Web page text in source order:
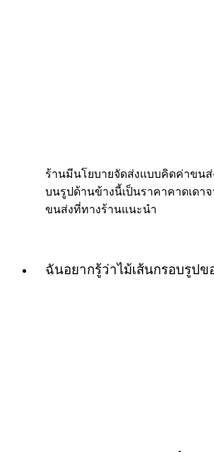
ร้านมีนโยบายจัดส่งแบบคิดค่าขน
บนรูปด้านข้างนี้เป็นราคาคาดเดา
ขนส่งที่ทางร้านแนะนำ
ฉันอยากรู้ว่าไม้เส้นกรอบรูป